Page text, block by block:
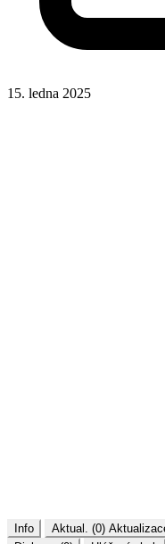
15. ledna 2025
Info Aktual. (0)